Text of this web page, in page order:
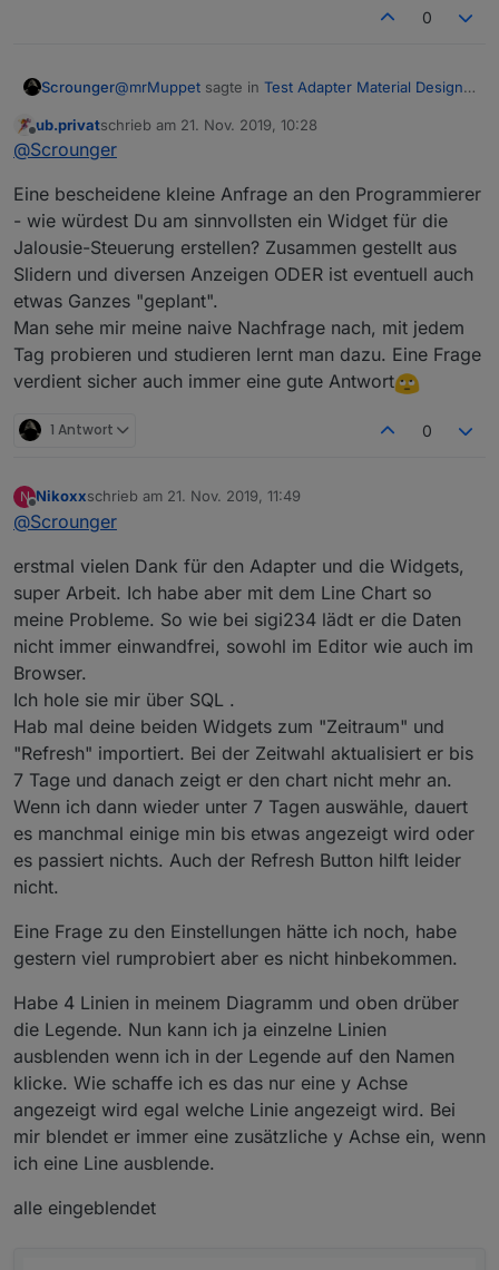
0
Scrounger@mrMuppet sagte in Test Adapter Material Design
Bilder und die Ziel-Views aus Datenpunkten
variabel bezieht. Ist das möglich?
Hast schon mit Binding versucht?
Ausserdem fehlt mir noch eine Einstellung um
die Zeilenabstände von Beschriftung und
Sublabel zu anzupassen(siehe Bild).
Entweder geht's über Text Einstellungen line-space
oder per CSS. Wenn beides nicht geht erstell ein
issue auf git und dann baue ich es evtl. irgendwann
Mal mit ein.
Offline
ub.privatschrieb am 21. Nov. 2019, 10:28
zuletzt editiert von
@Scrounger
Eine bescheidene kleine Anfrage an den Programmierer
- wie würdest Du am sinnvollsten ein Widget für die
Jalousie-Steuerung erstellen? Zusammen gestellt aus
Slidern und diversen Anzeigen ODER ist eventuell auch
etwas Ganzes "geplant".
Man sehe mir meine naive Nachfrage nach, mit jedem
Tag probieren und studieren lernt man dazu. Eine Frage
verdient sicher auch immer eine gute Antwort
1 Antwort 0
N
Offline
Nikoxxschrieb am 21. Nov. 2019, 11:49
zuletzt editiert von
@Scrounger
erstmal vielen Dank für den Adapter und die Widgets,
super Arbeit. Ich habe aber mit dem Line Chart so
meine Probleme. So wie bei sigi234 lädt er die Daten
nicht immer einwandfrei, sowohl im Editor wie auch im
Browser.
Ich hole sie mir über SQL .
Hab mal deine beiden Widgets zum "Zeitraum" und
"Refresh" importiert. Bei der Zeitwahl aktualisiert er bis
7 Tage und danach zeigt er den chart nicht mehr an.
Wenn ich dann wieder unter 7 Tagen auswähle, dauert
es manchmal einige min bis etwas angezeigt wird oder
es passiert nichts. Auch der Refresh Button hilft leider
nicht.
Eine Frage zu den Einstellungen hätte ich noch, habe
gestern viel rumprobiert aber es nicht hinbekommen.
Habe 4 Linien in meinem Diagramm und oben drüber
die Legende. Nun kann ich ja einzelne Linien
ausblenden wenn ich in der Legende auf den Namen
klicke. Wie schaffe ich es das nur eine y Achse
angezeigt wird egal welche Linie angezeigt wird. Bei
mir blendet er immer eine zusätzliche y Achse ein, wenn
ich eine Line ausblende.
alle eingeblendet